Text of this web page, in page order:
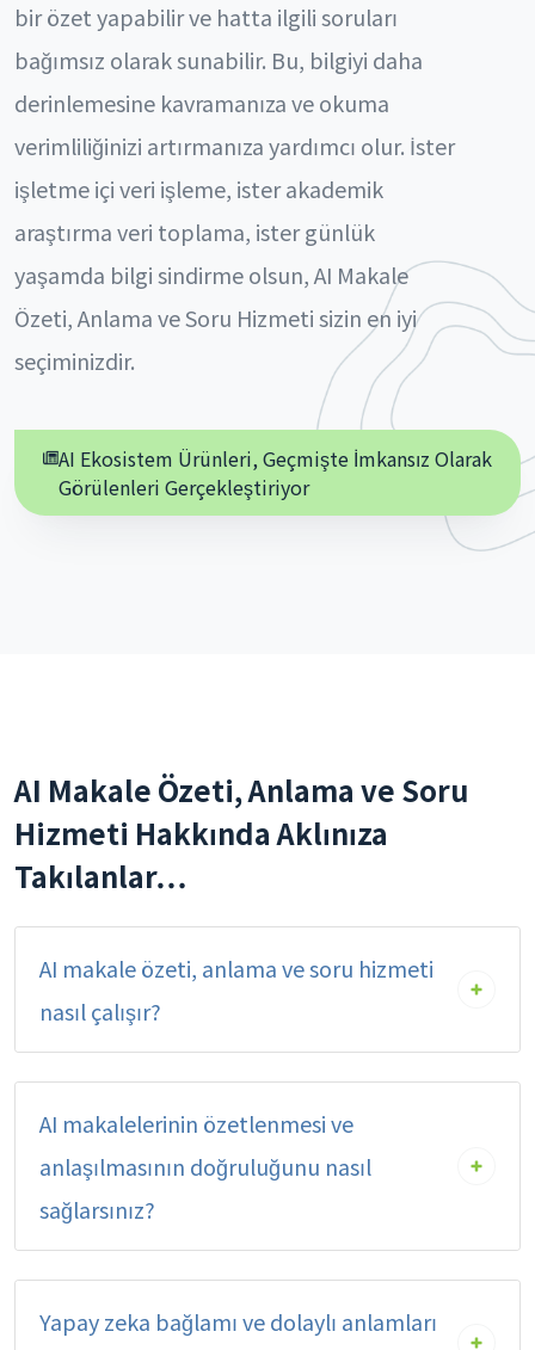
bir özet yapabilir ve hatta ilgili soruları
bağımsız olarak sunabilir. Bu, bilgiyi daha
derinlemesine kavramanıza ve okuma
verimliliğinizi artırmanıza yardımcı olur. İster
işletme içi veri işleme, ister akademik
araştırma veri toplama, ister günlük
yaşamda bilgi sindirme olsun, AI Makale
Özeti, Anlama ve Soru Hizmeti sizin en iyi
seçiminizdir.
AI Ekosistem Ürünleri, Geçmişte İmkansız Olarak
Görülenleri Gerçekleştiriyor
AI Makale Özeti, Anlama ve Soru
Hizmeti Hakkında Aklınıza
Takılanlar…
AI makale özeti, anlama ve soru hizmeti
nasıl çalışır?
AI makalelerinin özetlenmesi ve
anlaşılmasının doğruluğunu nasıl
sağlarsınız?
Yapay zeka bağlamı ve dolaylı anlamları